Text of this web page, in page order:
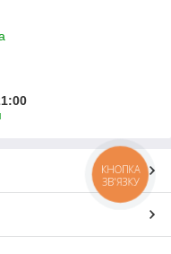
КНОПКА
ЗВ'ЯЗКУ